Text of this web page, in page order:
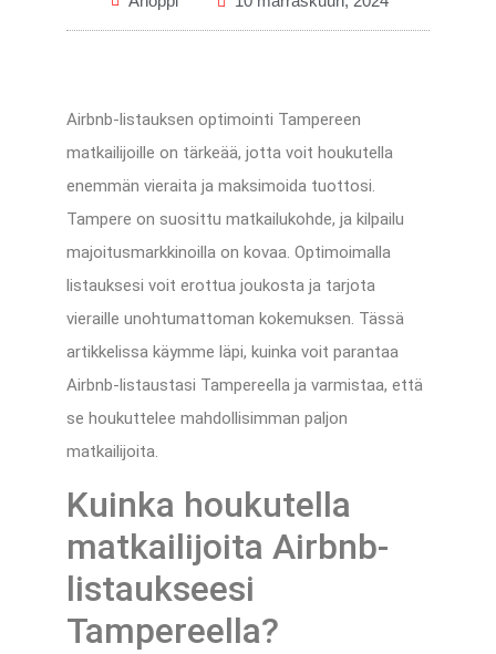
Airbnb-listauksen optimointi Tampereen
matkailijoille on tärkeää, jotta voit houkutella
enemmän vieraita ja maksimoida tuottosi.
Tampere on suosittu matkailukohde, ja kilpailu
majoitusmarkkinoilla on kovaa. Optimoimalla
listauksesi voit erottua joukosta ja tarjota
vieraille unohtumattoman kokemuksen. Tässä
artikkelissa käymme läpi, kuinka voit parantaa
Airbnb-listaustasi Tampereella ja varmistaa, että
se houkuttelee mahdollisimman paljon
matkailijoita.
Kuinka houkutella
matkailijoita Airbnb-
listaukseesi
Tampereella?